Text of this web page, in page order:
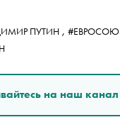
ПУТИН ,
на наш